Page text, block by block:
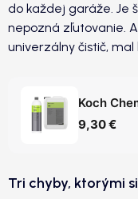
do každej garáže. Je
nepozná zľutovanie.
univerzálny čistič,
9,30 €
Tri chyby, ktorými